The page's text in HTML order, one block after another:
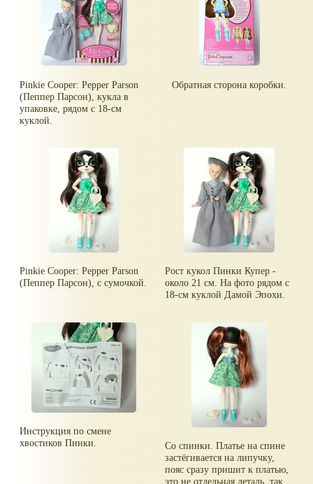
Pinkie Cooper: Pepper Parson
(Пеппер Парсон), кукла в
упаковке, рядом с 18-см
куклой.
Обратная сторона коробки.
Pinkie Cooper: Pepper Parson
(Пеппер Парсон), с сумочкой.
Рост кукол Пинки Купер -
около 21 см. На фото рядом с
18-см куклой Дамой Эпохи.
Инструкция по смене
хвостиков Пинки.
Со спинки. Платье на спине
застёгивается на липучку,
пояс сразу пришит к платью,
это не отдельная деталь, так